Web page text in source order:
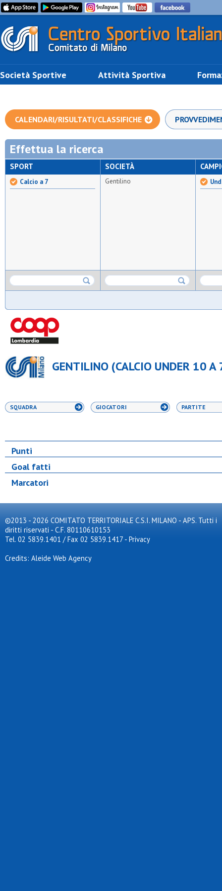
Società Sportive Attività Sportiva
CALENDARI/RISULTATI/CLASSIFICHE
Effettua la ricerca
SPORT
Calcio a 7
SOCIETÀ
Gentilino
GENTILINO (CALCIO UNDER 10 A
SQUADRA GIOCATORI PARTITE
Punti
Goal fatti
Marcatori
©2013 - 2026 COMITATO TERRITORIALE C.S.I. MILANO - APS. Tutti i
diritti riservati - C.F. 80110610153
Tel. 02 5839.1401 / Fax 02 5839.1417 - Privacy
Credits: Aleide Web Agency